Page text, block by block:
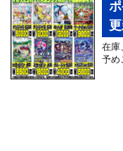
在庫
予め